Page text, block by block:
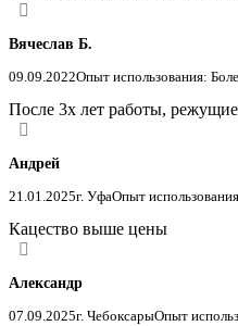
Вячеслав Б.
09.09.2022Опыт использования:
После 3х лет работы,
Андрей
21.01.2025г. УфаОпыт
Кацество выше цены
Александр
07.09.2025г. ЧебоксарыОпыт